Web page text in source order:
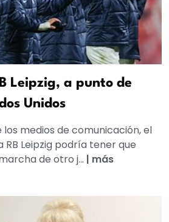
Leipzig, a punto de
Unidos
los medios de comunicación, el
RB Leipzig podría tener que
de otro j... | más